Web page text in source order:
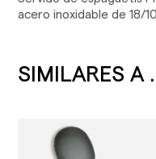
acero inoxidable de 18/
SIMILARES A